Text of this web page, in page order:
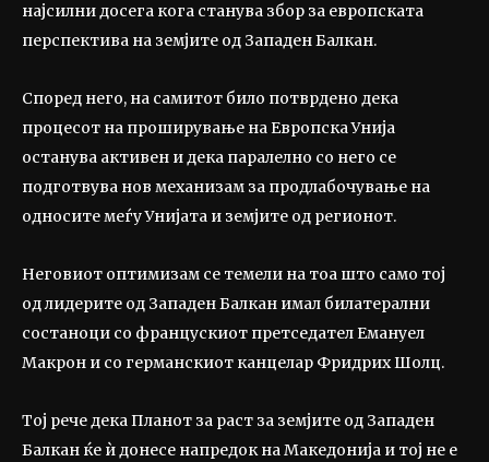
најсилни досега кога станува збор за европската
перспектива на земјите од Западен Балкан.
Според него, на самитот било потврдено дека
процесот на проширување на Европска Унија
останува активен и дека паралелно со него се
подготвува нов механизам за продлабочување на
односите меѓу Унијата и земјите од регионот.
Неговиот оптимизам се темели на тоа што само тој
од лидерите од Западен Балкан имал билатерални
состаноци со францускиот претседател Емануел
Макрон и со германскиот канцелар Фридрих Шолц.
Тој рече дека Планот за раст за земјите од Западен
Балкан ќе ѝ донесе напредок на Македонија и тој не е